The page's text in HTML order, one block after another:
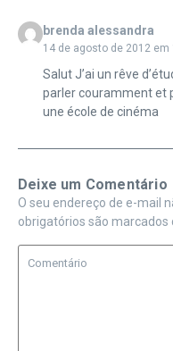
brenda alessandra
14 de agosto de 2012 em
Salut J’ai un rêve
parler couramment et
une école de cinéma
Deixe um Comentário
O seu endereço de e-mail
obrigatórios são marcados